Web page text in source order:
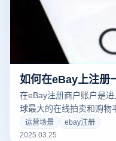
如何在eBay上注册
在eBay注册商户账户是
球最大的在线拍卖和购物
市场和巨大的销售机会
务，首先需要注册一个商
运营场景
ebay注册
2025.03.25